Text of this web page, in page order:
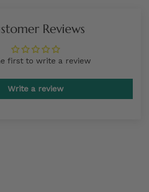
Reviews
first to write a review
Write a review